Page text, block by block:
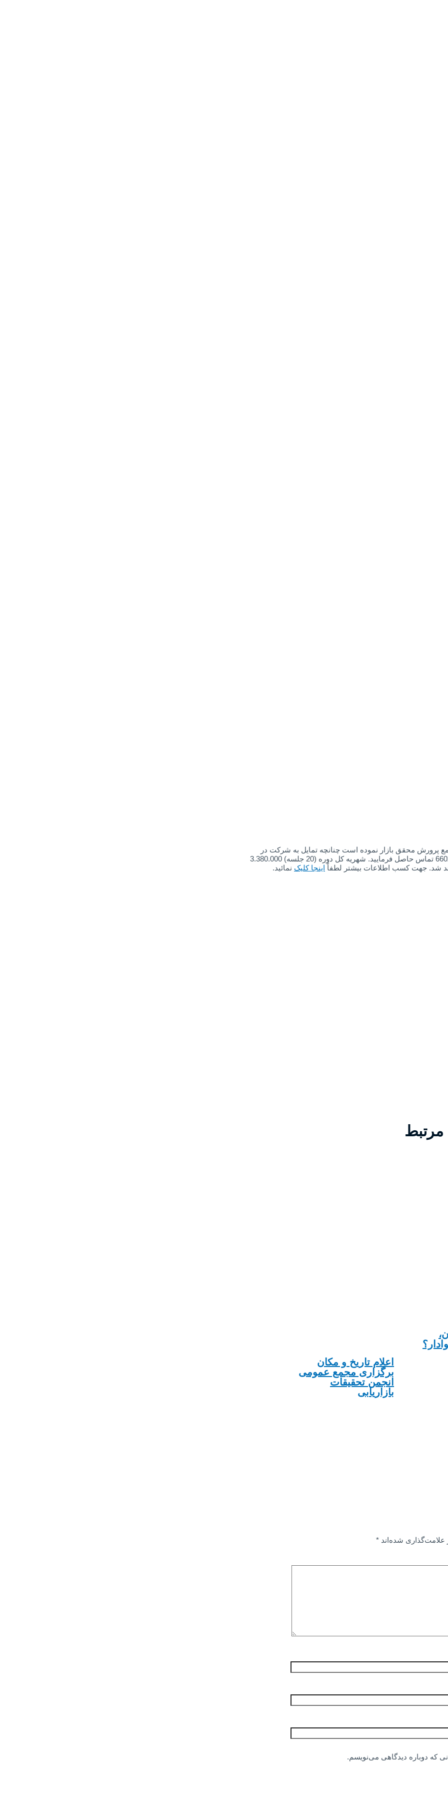
پرورش محقق بازار نموده است چنانچه تمایل به شرکت در
دوره های فوق را دارید تا سه شنبه 31 اردیبهشت با شماره تلفن4-66028401 تماس حاصل فرمایید. شهریه کل دوره (20 جلسه) 3.380.000
اینجا کلیک نمائید.
مرتبط
اعلام تاریخ و مکان
برگزاری مجمع عمومی
انجمن تحقیقات
بازاریابی
علامت‌گذاری شده‌اند*
که دوباره دیدگاهی می‌نویسم.